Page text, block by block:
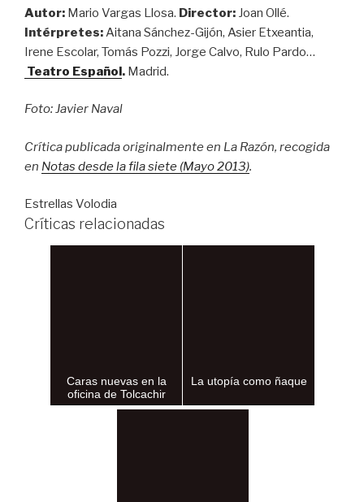
Autor: Mario Vargas Llosa. Director: Joan Ollé.
Intérpretes: Aitana Sánchez-Gijón, Asier Etxeantia,
Irene Escolar, Tomás Pozzi, Jorge Calvo, Rulo Pardo…
Teatro Español. Madrid.
Foto: Javier Naval
Crítica publicada originalmente en La Razón, recogida
en Notas desde la fila siete (Mayo 2013).
Estrellas Volodia
Críticas relacionadas
Caras nuevas en la
oficina de Tolcachir
La utopía como ñaque